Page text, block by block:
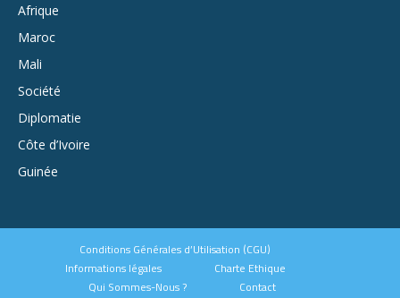
Afrique
Maroc
Mali
Société
Diplomatie
Côte d’Ivoire
Guinée
Conditions Générales d’Utilisation (CGU)
Informations légales
Charte Ethique
Qui Sommes-Nous ?
Contact